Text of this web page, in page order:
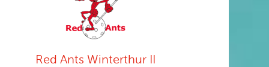
Red Ants Winterthur II